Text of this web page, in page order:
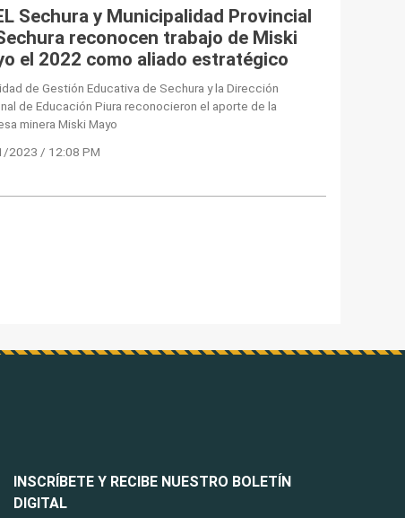
Sechura y Municipalidad Provincial
reconocen trabajo de Miski
el 2022 como aliado estratégico
de Gestión Educativa de Sechura y la Dirección
de Educación Piura reconocieron el aporte de la
minera Miski Mayo
2023 / 12:08 PM
INSCRÍBETE Y RECIBE NUESTRO BOLETÍN
DIGITAL